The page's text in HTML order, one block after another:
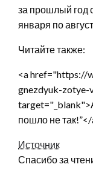
за прошлый год
января по
Читайте также:
<a href="https://
gnezdyuk-zotye-
пошло не так!”</
Источник
Спасибо за